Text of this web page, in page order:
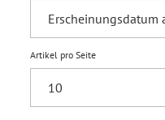
Artikel pro Seite